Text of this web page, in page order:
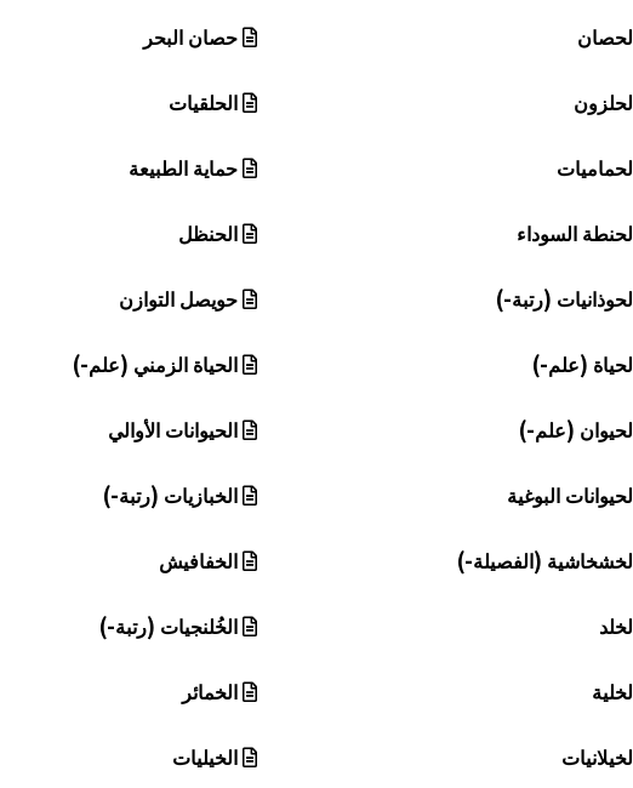
الحصان حصان البحر
الحلزون الحلقيات
الحماميات حماية الطبيعة
الحنطة السوداء الحنظل
الحوذانيات (رتبة-) حويصل التوازن
الحياة (علم-) الحياة الزمني (علم-)
الحيوان (علم-) الحيوانات الأوالي
الحيوانات البوغية الخبازيات (رتبة-)
الخشخاشية (الفصيلة-) الخفافيش
الخلد الخُلنجيات (رتبة-)
الخلية الخمائر
الخيلانيات الخيليات